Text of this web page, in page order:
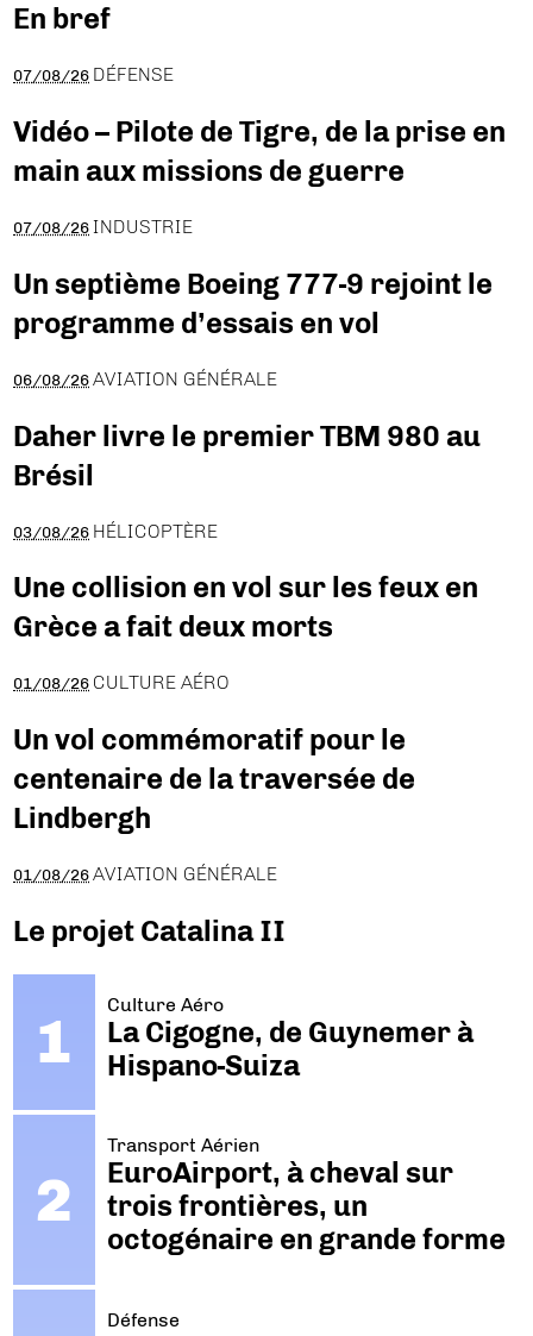
En bref
07/08/26 DÉFENSE
Vidéo – Pilote de Tigre, de la prise en
main aux missions de guerre
07/08/26 INDUSTRIE
Un septième Boeing 777-9 rejoint le
programme d’essais en vol
06/08/26 AVIATION GÉNÉRALE
Daher livre le premier TBM 980 au
Brésil
03/08/26 HÉLICOPTÈRE
Une collision en vol sur les feux en
Grèce a fait deux morts
01/08/26 CULTURE AÉRO
Un vol commémoratif pour le
centenaire de la traversée de
Lindbergh
01/08/26 AVIATION GÉNÉRALE
Le projet Catalina II
Culture Aéro
La Cigogne, de Guynemer à
Hispano-Suiza
Transport Aérien
EuroAirport, à cheval sur
trois frontières, un
octogénaire en grande forme
Défense